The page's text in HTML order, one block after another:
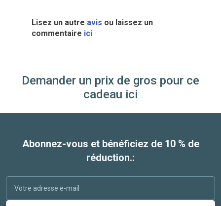
Lisez un autre avis ou laissez un
commentaire ici
Demander un prix de gros pour ce
cadeau ici
Abonnez-vous et bénéficiez de 10 % de
réduction.: